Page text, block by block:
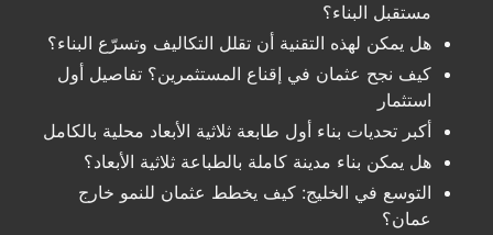
مستقبل البناء؟
هل يمكن لهذه التقنية أن تقلل التكاليف وتسرّع البناء؟
كيف نجح عثمان في إقناع المستثمرين؟ تفاصيل أول
استثمار
أكبر تحديات بناء أول طابعة ثلاثية الأبعاد محلية بالكامل
هل يمكن بناء مدينة كاملة بالطباعة ثلاثية الأبعاد؟
التوسع في الخليج: كيف يخطط عثمان للنمو خارج
عمان؟